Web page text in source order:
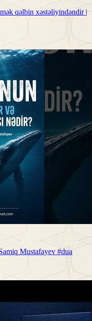
qəlbin xəstəliyindəndir |
Mustafayev #dua